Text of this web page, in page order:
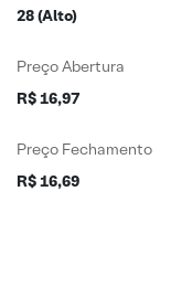
28 (Alto)
Preço Abertura
R$ 16,97
Preço Fechamento
R$ 16,69